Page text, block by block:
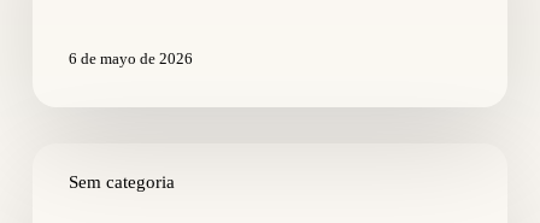
6 de mayo de 2026
Sem categoria
licenze